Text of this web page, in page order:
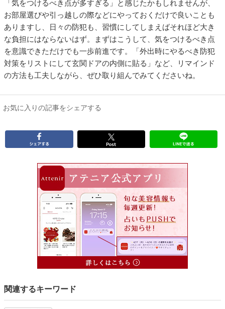
「気をつけるべき点が多すぎる」と感じたかもしれませんが、
お部屋選びや引っ越しの際などにやっておくだけで良いことも
ありますし、日々の防犯も、習慣にしてしまえばそれほど大き
な負担にはならないはず。まずはこうして、気をつけるべき点
を意識できただけでも一歩前進です。「外出時にやるべき防犯
対策をリストにして玄関ドアの内側に貼る」など、リマインド
の方法も工夫しながら、ぜひ取り組んでみてくださいね。
お気に入りの記事をシェアする
関連するキーワード